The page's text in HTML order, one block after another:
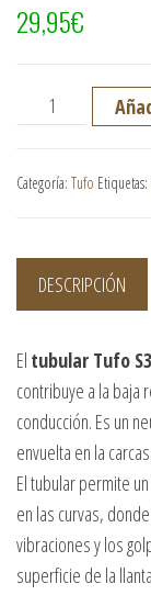
29,95€
Tubular TUFO
Categoría: Tufo Etiquetas:
DESCRIPCIÓN
El tubular Tufo
contribuye a la baja
conducción. Es un
envuelta en la
El tubular permite
en las curvas,
vibraciones y los
superficie de la